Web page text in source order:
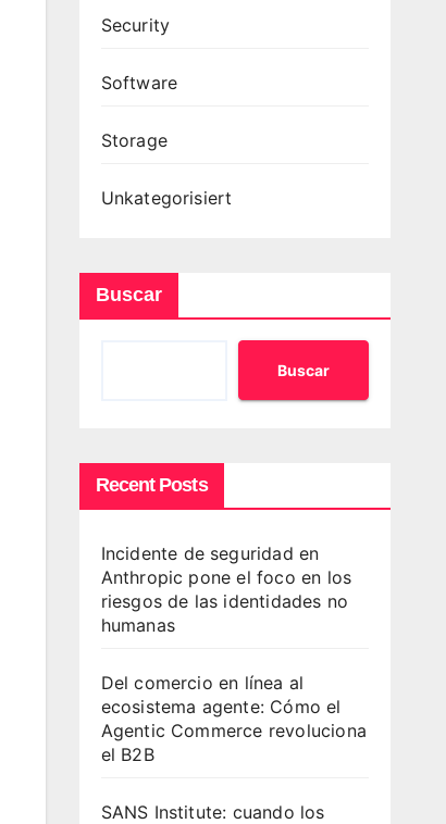
Security
Software
Storage
Unkategorisiert
Buscar
Buscar
Recent Posts
Incidente de seguridad en
Anthropic pone el foco en los
riesgos de las identidades no
humanas
Del comercio en línea al
ecosistema agente: Cómo el
Agentic Commerce revoluciona
el B2B
SANS Institute: cuando los